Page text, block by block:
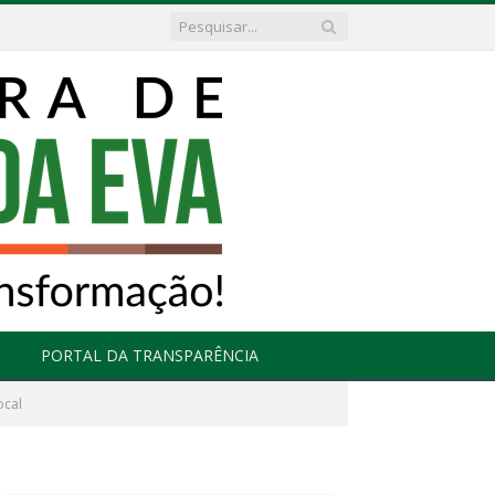
PORTAL DA TRANSPARÊNCIA